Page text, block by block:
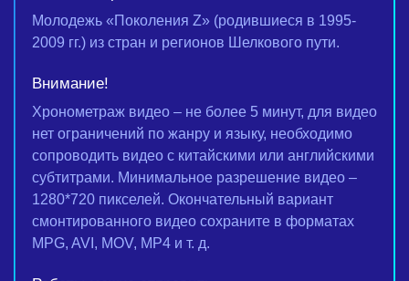
Молодежь «Поколения Z» (родившиеся в 1995-
2009 гг.) из стран и регионов Шелкового пути.
Внимание!
Хронометраж видео – не более 5 минут, для видео
нет ограничений по жанру и языку, необходимо
сопроводить видео с китайскими или английскими
субтитрами. Минимальное разрешение видео –
1280*720 пикселей. Окончательный вариант
смонтированного видео сохраните в форматах
MPG, AVI, MOV, MP4 и т. д.